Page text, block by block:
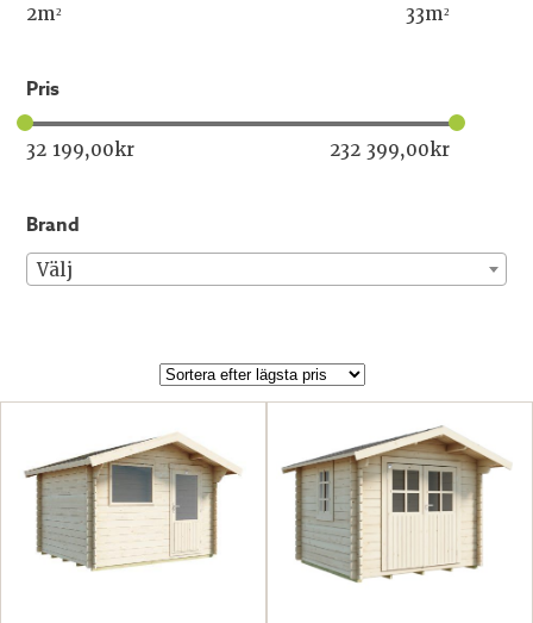
2m² 33m²
pris
32 199,00kr 232 399,00kr
brand
Välj